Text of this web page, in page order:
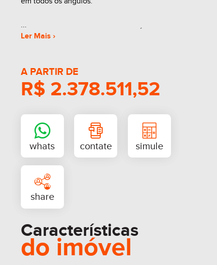
Inspirado nas águias, o residencial Áquila nasceu
Seu design relembra a ave de rapina com suas asas
aproveitamento solar de todos os apartamentos.
Arquiteta Elisabete Valduga
Ler Mais ›
A PARTIR DE
R$ 2.378.511,52
Características
do imóvel